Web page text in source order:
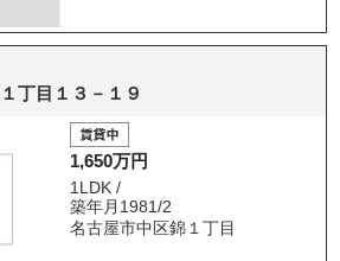
丁目１３－１９
1,650万円
1LDK /
築年月1981/2
名古屋市中区錦１丁目